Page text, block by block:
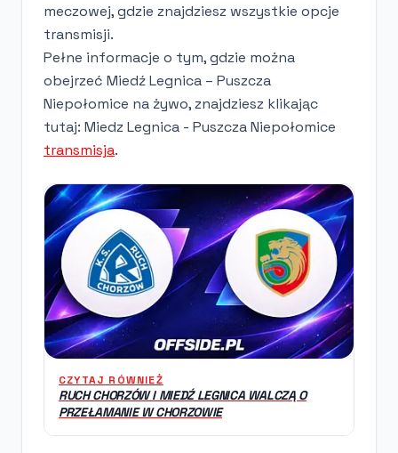
meczowej, gdzie znajdziesz wszystkie opcje
transmisji.
Pełne informacje o tym, gdzie można
obejrzeć Miedź Legnica – Puszcza
Niepołomice na żywo, znajdziesz klikając
tutaj: Miedz Legnica - Puszcza Niepołomice
transmisja.
CZYTAJ RÓWNIEŻ
RUCH CHORZÓW I MIEDŹ LEGNICA WALCZĄ O
PRZEŁAMANIE W CHORZOWIE